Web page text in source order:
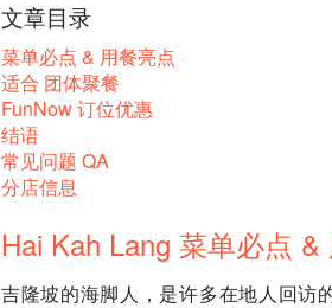
文章目录
菜单必点 & 用餐亮点
适合 团体聚餐
FunNow 订位优惠
结语
常见问题 QA
分店信息
Hai Kah Lang 菜单必点 &
吉隆坡的海脚人，是许多在地人回访